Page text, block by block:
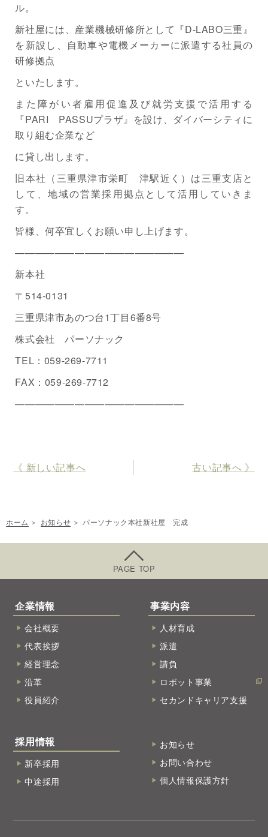
ル。
新社屋には、産業機械研修所として『D-LABO三重』
を新設し、自動車や電機メーカーに派遣する社員の
研修拠点
といたします。
また障がい者雇用促進及び就労支援で活用する
『PARI PASSUプラザ』を設け、ダイバーシティに
取り組む企業など
に貸し出します。
旧本社（三重県津市栄町 津駅近く）は三重支店と
して、地域の営業採用拠点として活用していきま
す。
皆様、何卒宜しくお願い申し上げます。
—————————————————
新本社
〒514-0131
三重県津市あのつ台1丁目6番8号
株式会社 パーソナック
TEL：059-269-7711
FAX：059-269-7712
—————————————————
《 新しい記事へ 古い記事へ 》
ホーム お知らせ パーソナック本社新社屋 完成
PAGE TOP
企業情報
会社概要
代表挨拶
経営理念
沿革
役員紹介
事業内容
人材育成
派遣
請負
ロボット事業
セカンドキャリア支援
採用情報
新卒採用
中途採用
お知らせ
お問い合わせ
個人情報保護方針